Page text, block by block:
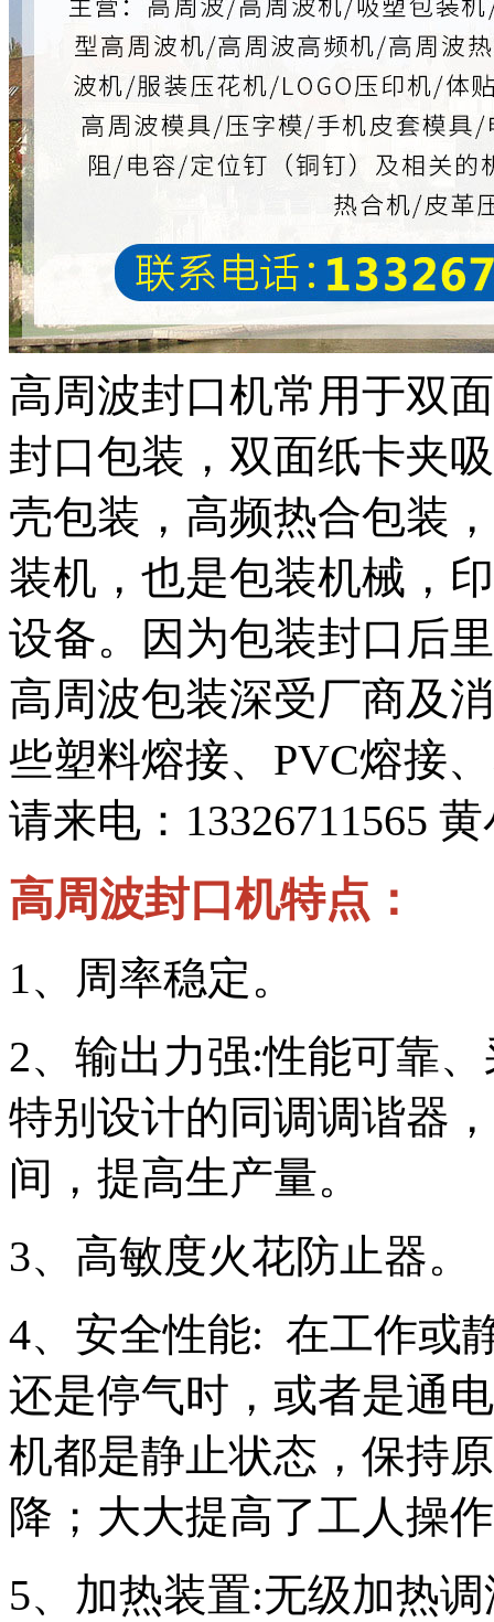
高周波封口机常用于双
封口包装，双面纸卡夹
壳包装，高频热合包装
装机，也是包装机械，
设备。因为包装封口后
高周波包装深受厂商及
些塑料熔接、PVC熔接
请来电：
高周波封口机特点：
1、周率稳定。
2、输出力强:性能可靠
特别设计的同调调谐器
间，提高生产量。
3、高敏度火花防止器。
4、安全性能: 在工作或
还是停气时，或者是通
机都是静止状态，保持
降；大大提高了工人操
5、加热装置:无级加热